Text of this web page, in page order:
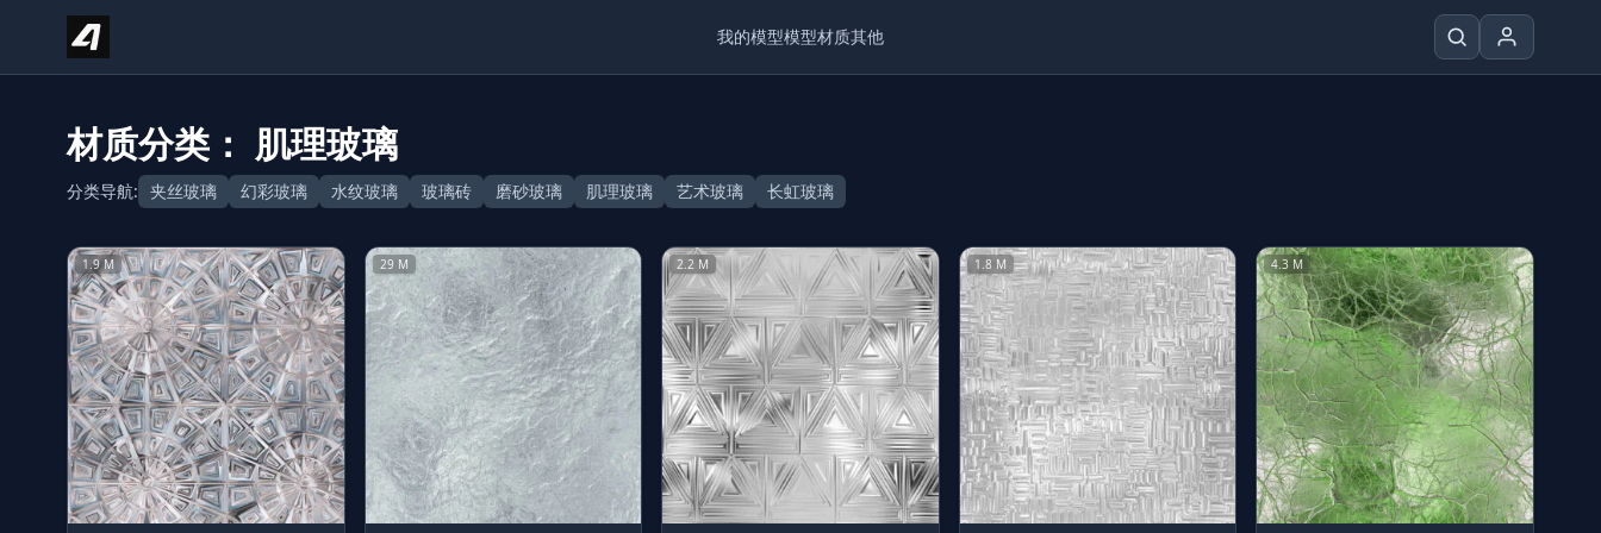
Skip to content
我的模型模型材质其他
材质分类： 肌理玻璃
分类导航: 夹丝玻璃 幻彩玻璃 水纹玻璃 玻璃砖 磨砂玻璃 肌理玻璃 艺术玻璃 长虹玻璃
1.9 M 29 M 2.2 M 1.8 M 4.3 M